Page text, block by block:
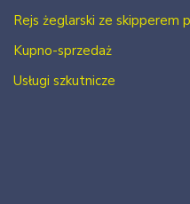
Rejs żeglarski ze skipperem
Kupno-sprzedaż
Usługi szkutnicze